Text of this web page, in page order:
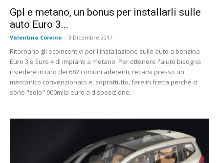
Gpl e metano, un bonus per installarli sulle
auto Euro 3...
Valentina Corvino - 3 Dicembre 2017
Ritornano gli ecoincentivi per l'installazione sulle auto a benzina
Euro 3 e Euro 4 di impianti a metano. Per ottenere l'aiuto bisogna
risiedere in uno dei 682 comuni aderenti, recarsi presso un
meccanico convenzionato e, soprattutto, fare in fretta perché ci
sono "solo" 900mila euro a disposizione.